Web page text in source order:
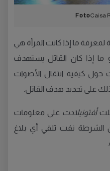
FotoCaisa
ما إذا كانت المرأة هي
ما إذا كان القاتل يستهدف
حول كيفية انتقال الأصوات
على تحديد هدف القاتل.
أفتونبلادت على معلومات
الشرطة نفت تلقي أي بلاغ